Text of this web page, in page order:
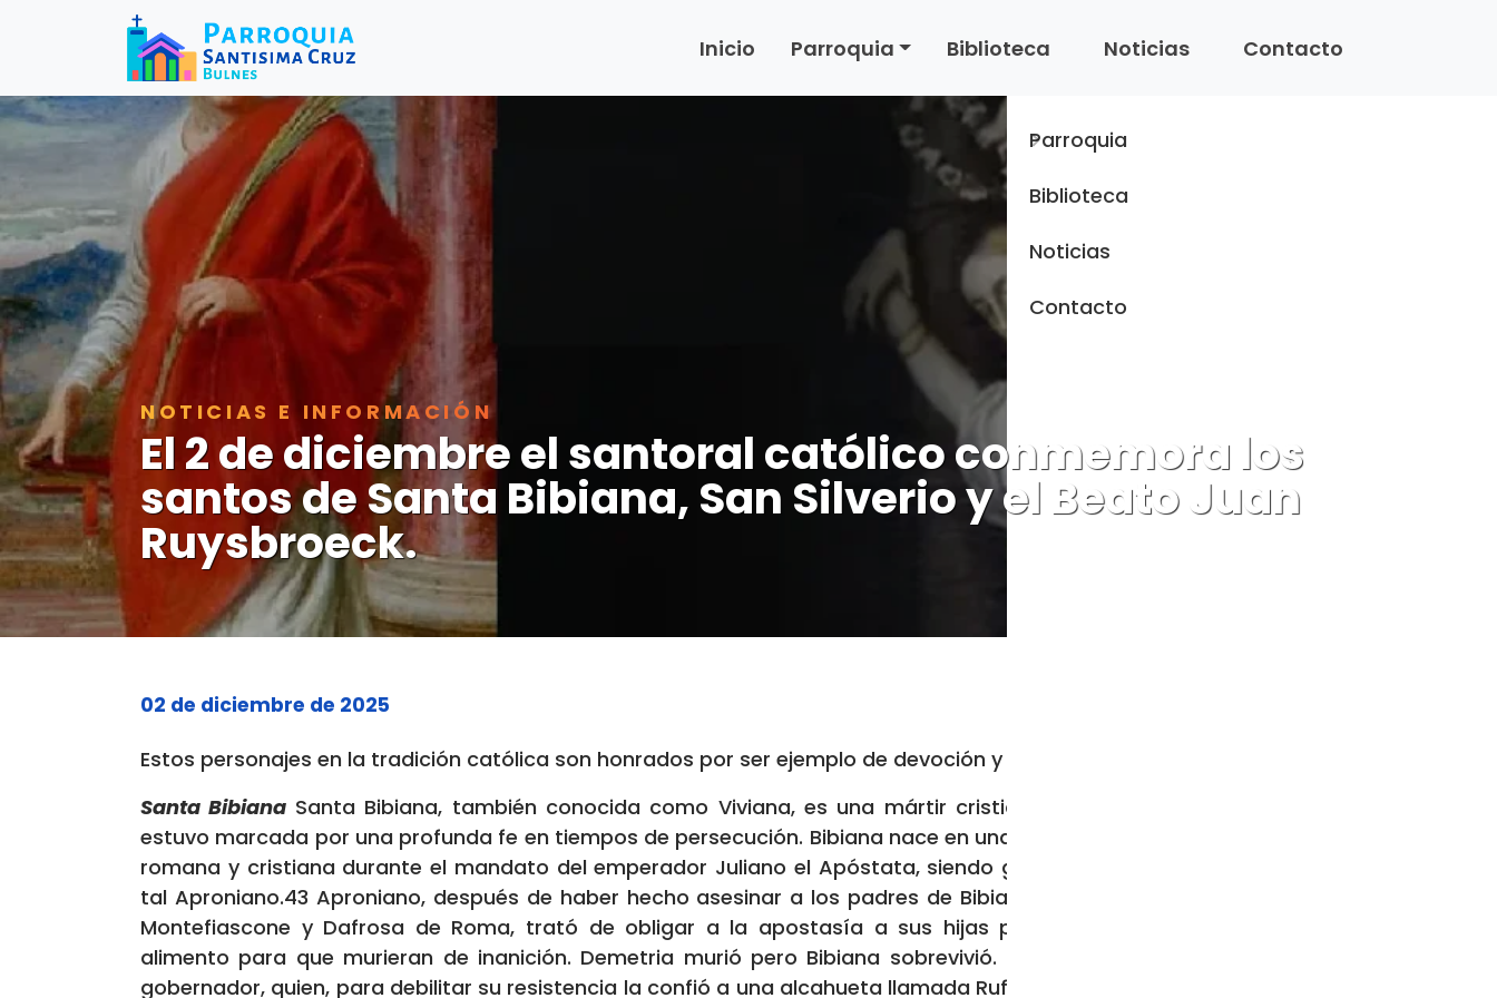
Inicio Parroquia Biblioteca Noticias Contacto
NOTICIAS E INFORMACIÓN
El 2 de diciembre el santoral católico conmemora los
santos de Santa Bibiana, San Silverio y el Beato Juan
Ruysbroeck.
02 de diciembre de 2025
Estos personajes en la tradición católica son honrados por ser ejemplo de devoción y sacrificio.
Santa Bibiana Santa Bibiana, también conocida como Viviana, es una mártir cristiana cuya vida
estuvo marcada por una profunda fe en tiempos de persecución. Bibiana nace en una familia ilustre
romana y cristiana durante el mandato del emperador Juliano el Apóstata, siendo gobernador un
tal Aproniano.43 Aproniano, después de haber hecho asesinar a los padres de Bibiana, Flaviano di
Montefiascone y Dafrosa de Roma, trató de obligar a la apostasía a sus hijas privándolas de
alimento para que murieran de inanición. Demetria murió pero Bibiana sobrevivió. Se enfrentó al
gobernador, quien, para debilitar su resistencia la confió a una alcahueta llamada Rufina. Bibiana no
Parroquia
Biblioteca
Noticias
Contacto